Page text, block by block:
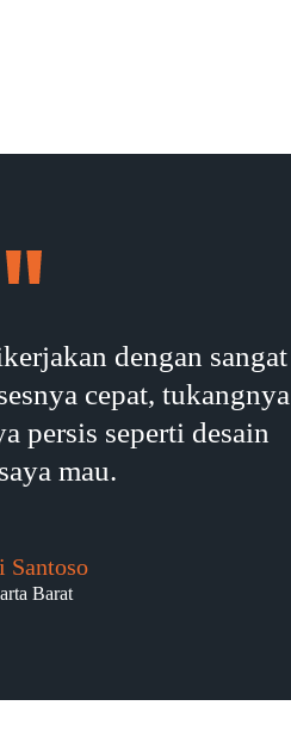
dengan sangat
cepat, tukangnya
persis seperti desain
mau.
Santoso
Barat